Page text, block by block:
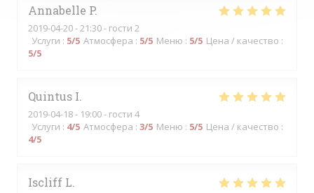
Annabelle P
2019-04-20- 21:30 - гости 2
Услуги : 5/5 Атмосфера : 5/5 Меню : 5/5 Цена / качество :
5/5
Quintus I
2019-04-18- 19:00 - гости 4
Услуги : 4/5 Атмосфера : 3/5 Меню : 5/5 Цена / качество :
4/5
Iscliff L